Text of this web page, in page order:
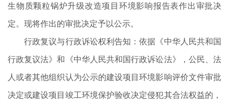
生物质颗粒锅炉升级改造项目环境影响报告表作出审批决
定。现将作出的审批决定予以公示。
行政复议与行政诉讼权利告知：依据《中华人民共和国
行政复议法》和《中华人民共和国行政诉讼法》，公民、法
人或者其他组织认为公示的建设项目环境影响评价文件审批
决定或建设项目竣工环境保护验收决定侵犯其合法权益的，